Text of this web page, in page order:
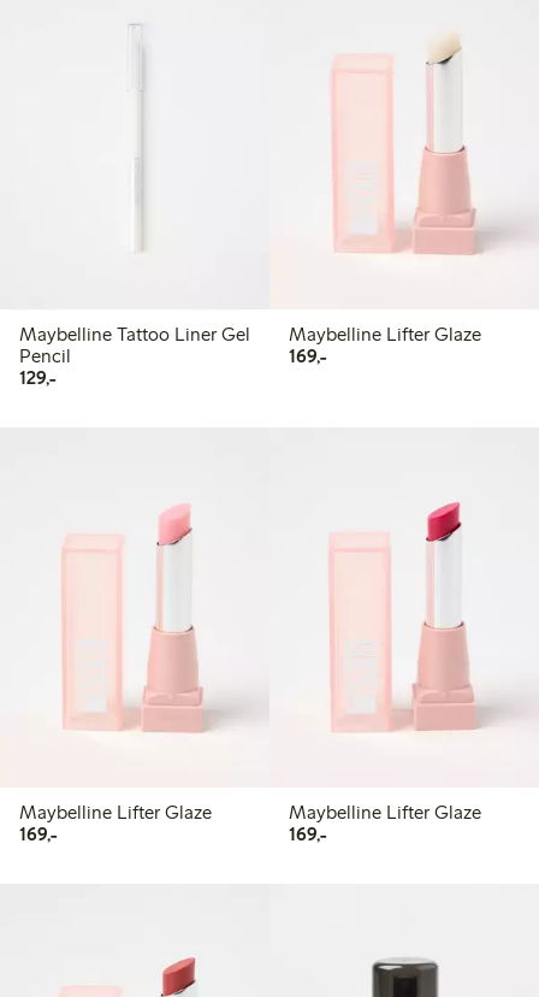
Maybelline Tattoo Liner Gel
Pencil
129,-129,00 kr
Maybelline Lifter Glaze
169,-169,00 kr
Maybelline Lifter Glaze
169,-169,00 kr
Maybelline Lifter Glaze
169,-169,00 kr